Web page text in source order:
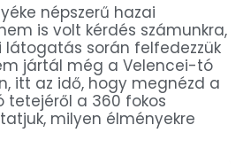
népszerű hazai
is volt kérdés számunkra,
során felfedezzük
jártál még a Velencei-tó
itt az idő, hogy megnézd a
tetejéről a 360 fokos
milyen élményekre